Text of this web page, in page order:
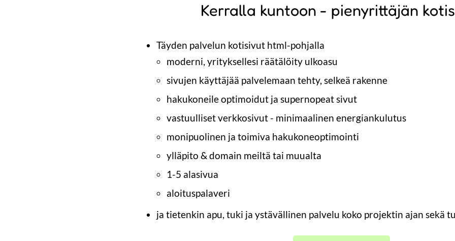
Kerralla kuntoon - pienyrittäjän
Täyden palvelun kotisivut html-pohjalla
moderni, yrityksellesi räätälöity ulkoasu
sivujen käyttäjää palvelemaan tehty, selkeä rakenne
hakukoneile optimoidut ja supernopeat sivut
vastuulliset verkkosivut - minimaalinen energiankulutus
monipuolinen ja toimiva hakukoneoptimointi
ylläpito & domain meiltä tai muualta
1-5 alasivua
aloituspalaveri
ja tietenkin apu, tuki ja ystävällinen palvelu koko projektin ajan sekä